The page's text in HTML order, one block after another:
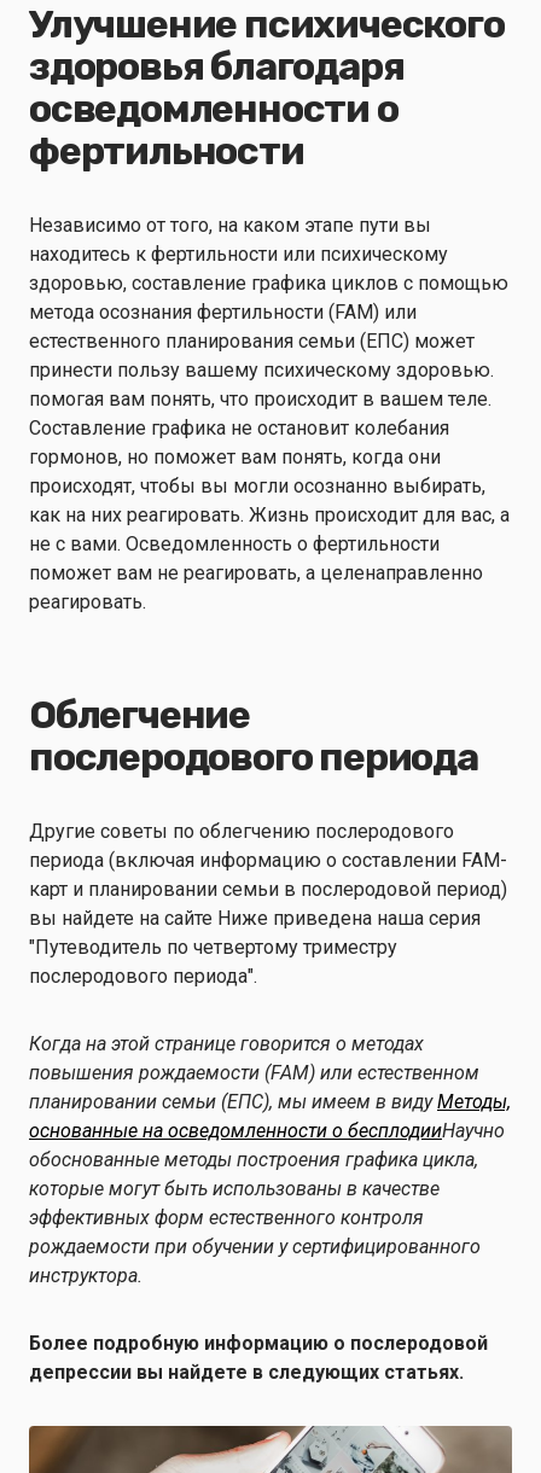
Улучшение психического
здоровья благодаря
осведомленности о
фертильности
Независимо от того, на каком этапе пути вы
находитесь к фертильности или психическому
здоровью, составление графика циклов с помощью
метода осознания фертильности (FAM) или
естественного планирования семьи (ЕПС) может
принести пользу вашему психическому здоровью.
помогая вам понять, что происходит в вашем теле.
Составление графика не остановит колебания
гормонов, но поможет вам понять, когда они
происходят, чтобы вы могли осознанно выбирать,
как на них реагировать. Жизнь происходит для вас, а
не с вами. Осведомленность о фертильности
поможет вам не реагировать, а целенаправленно
реагировать.
Облегчение
послеродового периода
Другие советы по облегчению послеродового
периода (включая информацию о составлении FAM-
карт и планировании семьи в послеродовой период)
вы найдете на сайте Ниже приведена наша серия
"Путеводитель по четвертому триместру
послеродового периода".
Когда на этой странице говорится о методах
повышения рождаемости (FAM) или естественном
планировании семьи (ЕПС), мы имеем в видуМетоды,
основанные на осведомленности о бесплодииНаучно
обоснованные методы построения графика цикла,
которые могут быть использованы в качестве
эффективных форм естественного контроля
рождаемости при обучении у сертифицированного
инструктора.
Более подробную информацию о послеродовой
депрессии вы найдете в следующих статьях.